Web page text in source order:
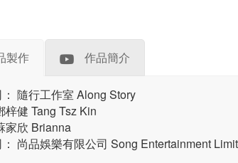
製作 作品簡介
隨行工作室 Along Story
梓健 Tang Tsz Kin
家欣 Brianna
尚品娛樂有限公司 Song Entertainment